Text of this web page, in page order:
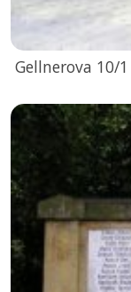
Gellnerova 10/